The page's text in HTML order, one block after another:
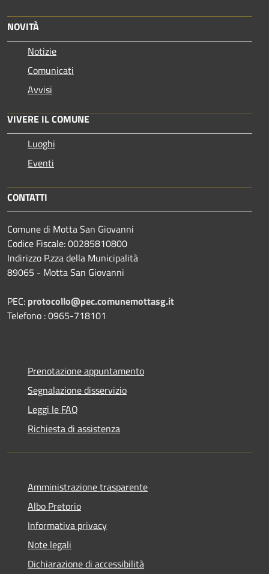
NOVITÀ
Notizie
Comunicati
Avvisi
VIVERE IL COMUNE
Luoghi
Eventi
CONTATTI
Comune di Motta San Giovanni
Codice Fiscale: 00285810800
Indirizzo P.zza della Municipalità
89065 - Motta San Giovanni
PEC: protocollo@pec.comunemottasg.it
Telefono : 0965-718101
Prenotazione appuntamento
Segnalazione disservizio
Leggi le FAQ
Richiesta di assistenza
Amministrazione trasparente
Albo Pretorio
Informativa privacy
Note legali
Dichiarazione di accessibilità